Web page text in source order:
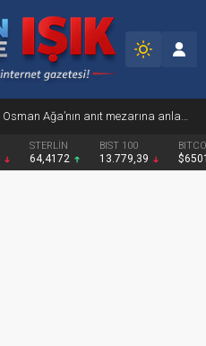
Ağa’nın anıt mezarına anlamlı ziyaret
STERLİN
64,4172
BIST 100
13.779,39